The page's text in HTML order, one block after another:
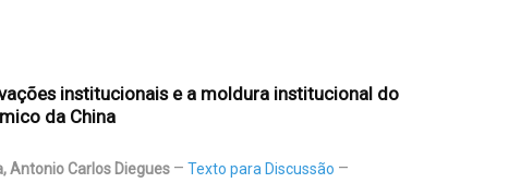
institucionais e a moldura institucional do
da China
Antonio Carlos Diegues
Texto para Discussão